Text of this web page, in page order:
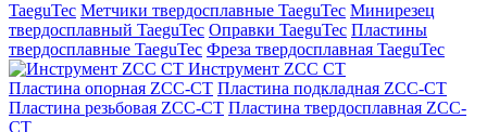
TaeguTec Метчики твердосплавные TaeguTec Минирезец
твердосплавный TaeguTec Оправки TaeguTec Пластины
твердосплавные TaeguTec Фреза твердосплавная TaeguTec
Инструмент ZCС CT
Пластина опорная ZCC-CT Пластина подкладная ZCC-CT
Пластина резьбовая ZCC-CT Пластина твердосплавная ZCC-
CT